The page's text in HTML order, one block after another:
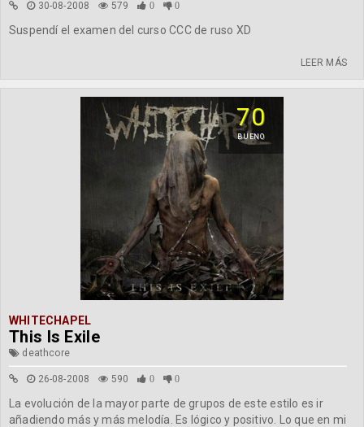
30-08-2008 579 0 0
Suspendí el examen del curso CCC de ruso XD
LEER MÁS
70
BUENO
WHITECHAPEL
This Is Exile
deathcore
26-08-2008 590 0 0
La evolución de la mayor parte de grupos de este estilo es ir
añadiendo más y más melodía. Es lógico y positivo. Lo que en mi